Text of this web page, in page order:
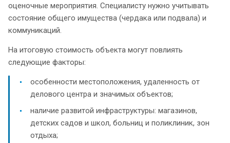
оценочные мероприятия. Специалисту нужно учитывать
состояние общего имущества (чердака или подвала) и
коммуникаций.
На итоговую стоимость объекта могут повлиять
следующие факторы:
особенности местоположения, удаленность от
делового центра и значимых объектов;
наличие развитой инфраструктуры: магазинов,
детских садов и школ, больниц и поликлиник, зон
отдыха;